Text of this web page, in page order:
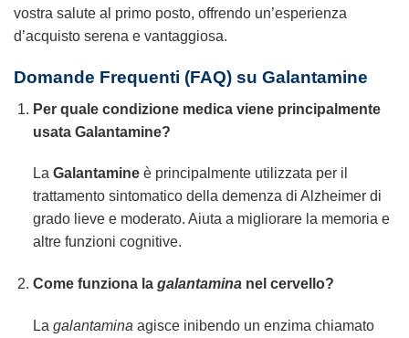
vostra salute al primo posto, offrendo un’esperienza
d’acquisto serena e vantaggiosa.
Domande Frequenti (FAQ) su Galantamine
Per quale condizione medica viene principalmente
usata Galantamine?
La Galantamineè principalmente utilizzata per il
trattamento sintomatico della demenza di Alzheimer di
grado lieve e moderato. Aiuta a migliorare la memoria e
altre funzioni cognitive.
Come funziona la galantaminanel cervello?
La galantamina agisce inibendo un enzima chiamato